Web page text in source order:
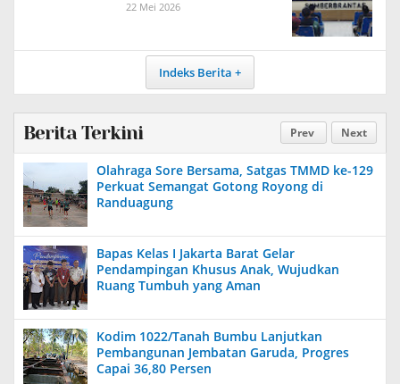
22 Mei 2026
Indeks Berita
Prev Next
Berita Terkini
Olahraga Sore Bersama, Satgas TMMD ke-129
Perkuat Semangat Gotong Royong di
Randuagung
Bapas Kelas I Jakarta Barat Gelar
Pendampingan Khusus Anak, Wujudkan
Ruang Tumbuh yang Aman
Kodim 1022/Tanah Bumbu Lanjutkan
Pembangunan Jembatan Garuda, Progres
Capai 36,80 Persen